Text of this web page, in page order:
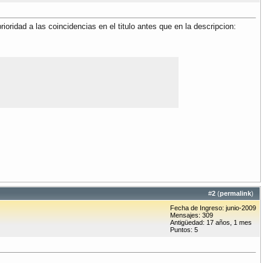
a las coincidencias en el titulo antes que en la descripcion:
#2 (permalink)
Fecha de Ingreso: junio-2009
Mensajes: 309
Antigüedad: 17 años, 1 mes
Puntos: 5